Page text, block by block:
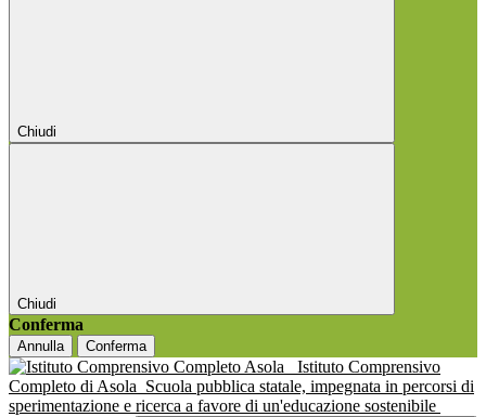
Chiudi
Chiudi
Conferma
Annulla Conferma
Istituto Comprensivo
Completo di Asola Scuola pubblica statale, impegnata in percorsi di
sperimentazione e ricerca a favore di un'educazione sostenibile